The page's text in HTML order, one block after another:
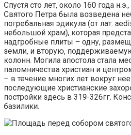
Спустя сто лет, около 160 года
Святого Петра была возведена
погребальная эдикула (от лат.
небольшой храм), которая
надгробные плиты – одну,
земли, и вторую,
колонн. Могила апостола стала
паломничества христиан и
– в течение многих лет вокруг
последующие христианские
постройки здесь в 319-326гг.
базилики.